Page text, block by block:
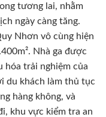
tương lai, nhằm
ngày càng tăng.
Nhơn vô cùng hiện
Nhà ga được
hóa trải nghiệm của
du khách làm thủ tục
hàng không, và
khu vực kiểm tra an